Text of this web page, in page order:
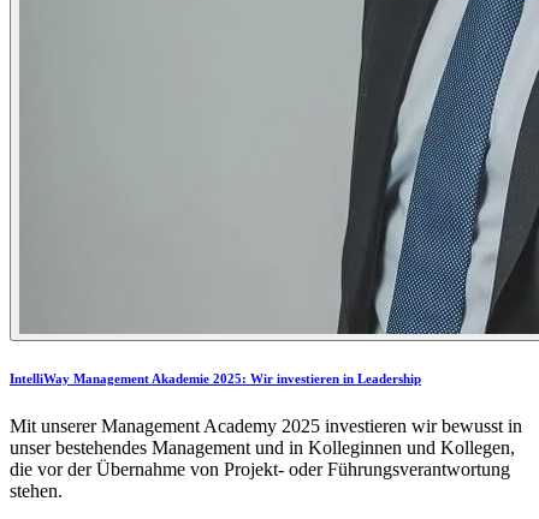
IntelliWay Management Akademie 2025: Wir investieren in Leadership
Mit unserer Management Academy 2025 investieren wir bewusst in
unser bestehendes Management und in Kolleginnen und Kollegen,
die vor der Übernahme von Projekt- oder Führungsverantwortung
stehen.